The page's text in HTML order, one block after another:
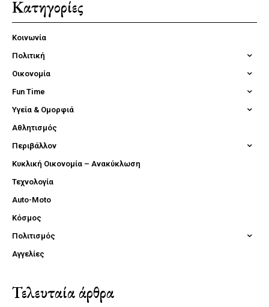
Κατηγορίες
Κοινωνία
Πολιτική
Οικονομία
Fun Time
Υγεία & Ομορφιά
Αθλητισμός
Περιβάλλον
Κυκλική Οικονομία – Ανακύκλωση
Τεχνολογία
Auto-Moto
Κόσμος
Πολιτισμός
Αγγελίες
Τελευταία άρθρα